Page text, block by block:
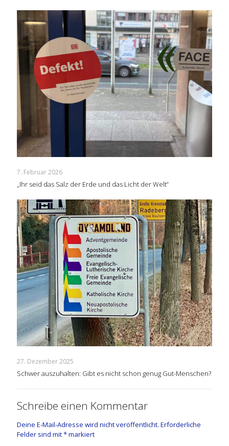
7. Februar 2026
„Ihr seid das Salz der Erde und das Licht der Welt“
27. Dezember 2025
Schwer auszuhalten: Gibt es nicht schon genug Gut-Menschen?
Schreibe einen Kommentar
Deine E-Mail-Adresse wird nicht veröffentlicht. Erforderliche
Felder sind mit*markiert